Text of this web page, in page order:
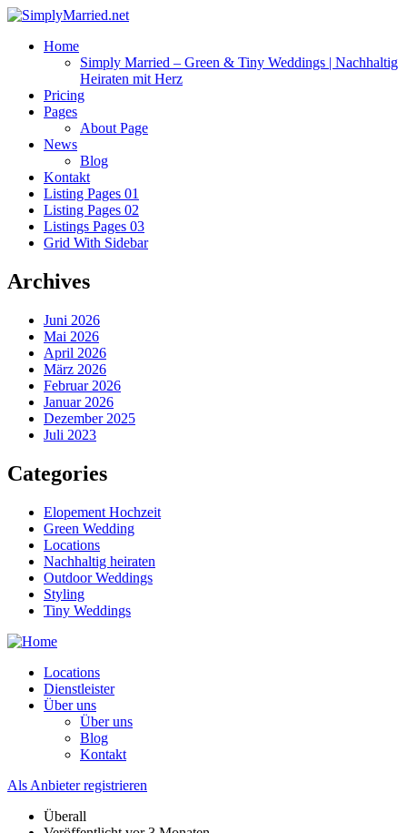
Home
Simply Married – Green & Tiny Weddings | Nachhaltig
Heiraten mit Herz
Pricing
Pages
About Page
News
Blog
Kontakt
Listing Pages 01
Listing Pages 02
Listings Pages 03
Grid With Sidebar
Archives
Juni 2026
Mai 2026
April 2026
März 2026
Februar 2026
Januar 2026
Dezember 2025
Juli 2023
Categories
Elopement Hochzeit
Green Wedding
Locations
Nachhaltig heiraten
Outdoor Weddings
Styling
Tiny Weddings
Locations
Dienstleister
Über uns
Über uns
Blog
Kontakt
Als Anbieter registrieren
Überall